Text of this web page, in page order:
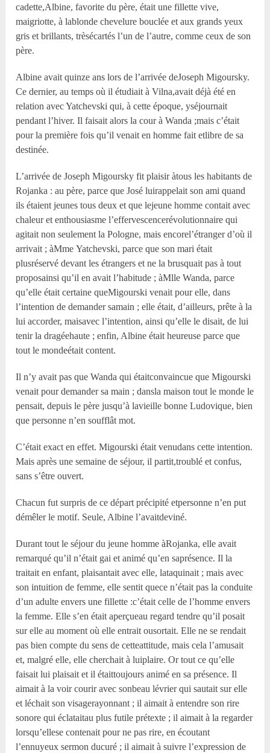
cadette,Albine, favorite du père, était une fillette vive,
maigriotte, à lablonde chevelure bouclée et aux grands yeux
gris et brillants, trèsécartés l’un de l’autre, comme ceux de son
père.
Albine avait quinze ans lors de l’arrivée deJoseph Migoursky.
Ce dernier, au temps où il étudiait à Vilna,avait déjà été en
relation avec Yatchevski qui, à cette époque, yséjournait
pendant l’hiver. Il faisait alors la cour à Wanda ;mais c’était
pour la première fois qu’il venait en homme fait etlibre de sa
destinée.
L’arrivée de Joseph Migoursky fit plaisir àtous les habitants de
Rojanka : au père, parce que José luirappelait son ami quand
ils étaient jeunes tous deux et que lejeune homme contait avec
chaleur et enthousiasme l’effervescencerévolutionnaire qui
agitait non seulement la Pologne, mais encorel’étranger d’où il
arrivait ; àMme Yatchevski, parce que son mari était
plusréservé devant les étrangers et ne la brusquait pas à tout
proposainsi qu’il en avait l’habitude ; àMlle Wanda, parce
qu’elle était certaine queMigourski venait pour elle, dans
l’intention de demander samain ; elle était, d’ailleurs, prête à la
lui accorder, maisavec l’intention, ainsi qu’elle le disait, de lui
tenir la dragéehaute ; enfin, Albine était heureuse parce que
tout le mondeétait content.
Il n’y avait pas que Wanda qui étaitconvaincue que Migourski
venait pour demander sa main ; dansla maison tout le monde le
pensait, depuis le père jusqu’à lavieille bonne Ludovique, bien
que personne n’en soufflât mot.
C’était exact en effet. Migourski était venudans cette intention.
Mais après une semaine de séjour, il partit,troublé et confus,
sans s’être ouvert.
Chacun fut surpris de ce départ précipité etpersonne n’en put
démêler le motif. Seule, Albine l’avaitdeviné.
Durant tout le séjour du jeune homme àRojanka, elle avait
remarqué qu’il n’était gai et animé qu’en saprésence. Il la
traitait en enfant, plaisantait avec elle, lataquinait ; mais avec
son intuition de femme, elle sentit quece n’était pas la conduite
d’un adulte envers une fillette :c’était celle de l’homme envers
la femme. Elle s’en était aperçueau regard tendre qu’il posait
sur elle au moment où elle entrait ousortait. Elle ne se rendait
pas bien compte du sens de cetteattitude, mais cela l’amusait
et, malgré elle, elle cherchait à luiplaire. Or tout ce qu’elle
faisait lui plaisait et il étaittoujours animé en sa présence. Il
aimait à la voir courir avec sonbeau lévrier qui sautait sur elle
et léchait son visagerayonnant ; il aimait à entendre son rire
sonore qui éclataitau plus futile prétexte ; il aimait à la regarder
lorsqu’ellese contenait pour ne pas rire, en écoutant
l’ennuyeux sermon ducuré ; il aimait à suivre l’expression de